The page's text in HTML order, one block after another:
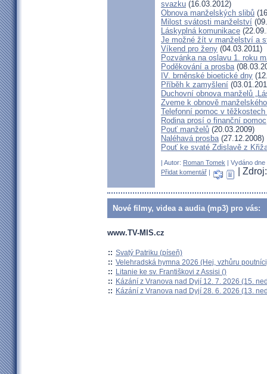
svazku (16.03.2012)
Obnova manželských slibů
Milost svátosti manželství
Láskyplná komunikace
Je možné žít v manželství a
Víkend pro ženy (04.03.2011)
Pozvánka na oslavu 1. roku
Poděkování a prosba
IV. brněnské bioetické dny
Příběh k zamyšlení
Duchovní obnova manželů
Zveme k obnově
Telefonní pomoc v
Rodina prosí o finanční pomoc
Pouť manželů (20.03.2009)
Naléhavá prosba(27.12.2008)
Pouť ke svaté Zdislavě z
| Autor: Roman Tomek | Vydáno
Přidat komentář | |
Nové filmy, videa a audia (mp3) pro vás:
www.TV-MIS.cz
:: Svatý Patriku (píseň)
:: Velehradská hymna 2026 (Hej, vzhůru
:: Litanie ke sv. Františkovi z Assisi ()
:: Kázání z Vranova nad Dyjí 12. 7. 2026 (15.
:: Kázání z Vranova nad Dyjí 28. 6. 2026 (13.